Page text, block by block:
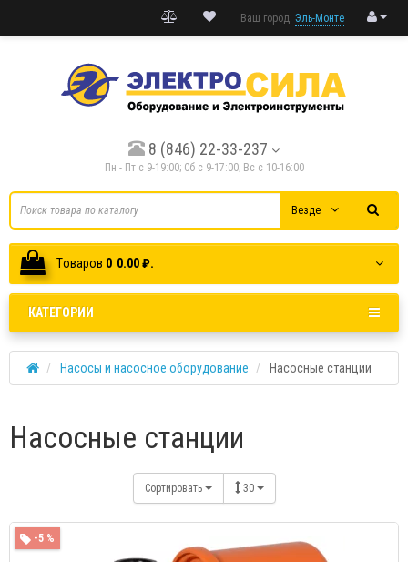
Ваш город: Эль-Монте
8 (846) 22-33-237
Пн - Пт с 9-19:00; Cб с 9-17:00; Вс с 10-16:00
Везде
Tоваров 0 0.00 ₽.
КАТЕГОРИИ
Насосы и насосное оборудование Насосные станции
Насосные станции
Сортировать 30
-5 %